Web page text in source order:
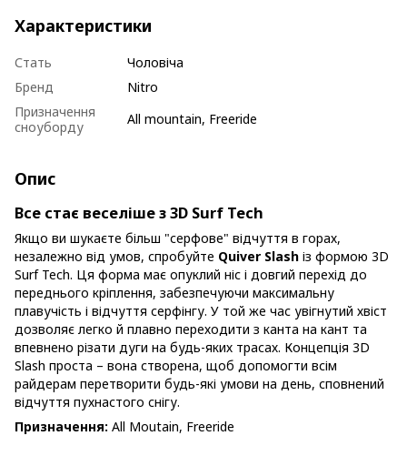
Характеристики
Стать
Чоловіча
Бренд
Nitro
Призначення
сноуборду
All mountain, Freeride
Опис
Все стає веселіше з 3D Surf Tech
Якщо ви шукаєте більш "серфове" відчуття в горах,
незалежно від умов, спробуйте Quiver Slash із формою 3D
Surf Tech. Ця форма має опуклий ніс і довгий перехід до
переднього кріплення, забезпечуючи максимальну
плавучість і відчуття серфінгу. У той же час увігнутий хвіст
дозволяє легко й плавно переходити з канта на кант та
впевнено різати дуги на будь-яких трасах. Концепція 3D
Slash проста – вона створена, щоб допомогти всім
райдерам перетворити будь-які умови на день, сповнений
відчуття пухнастого снігу.
Призначення: All Moutain, Freeride